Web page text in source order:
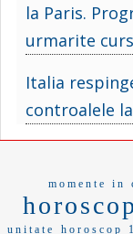
la Paris.
urmarite
Italia
controalele
momente in
horoscop
unitate
horoscop